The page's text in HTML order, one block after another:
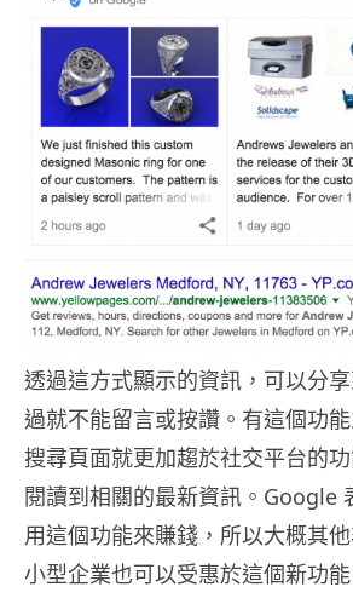
透過這方式顯示的資訊，可以分
過就不能留言或按讚。有這個功
搜尋頁面就更加趨於社交平台的
閱讀到相關的最新資訊。Google
用這個功能來賺錢，所以大概其
小型企業也可以受惠於這個新功能